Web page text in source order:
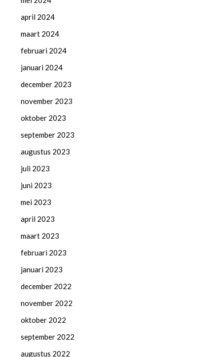
april 2024
maart 2024
februari 2024
januari 2024
december 2023
november 2023
oktober 2023
september 2023
augustus 2023
juli 2023
juni 2023
mei 2023
april 2023
maart 2023
februari 2023
januari 2023
december 2022
november 2022
oktober 2022
september 2022
augustus 2022